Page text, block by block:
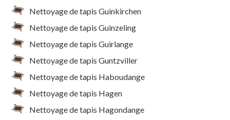
Nettoyage de tapis Guinkirchen
Nettoyage de tapis Guinzeling
Nettoyage de tapis Guirlange
Nettoyage de tapis Guntzviller
Nettoyage de tapis Haboudange
Nettoyage de tapis Hagen
Nettoyage de tapis Hagondange